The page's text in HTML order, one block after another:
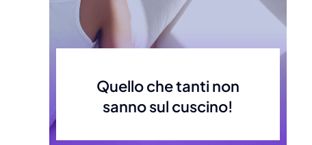
Quello che tanti non
sanno sul cuscino!